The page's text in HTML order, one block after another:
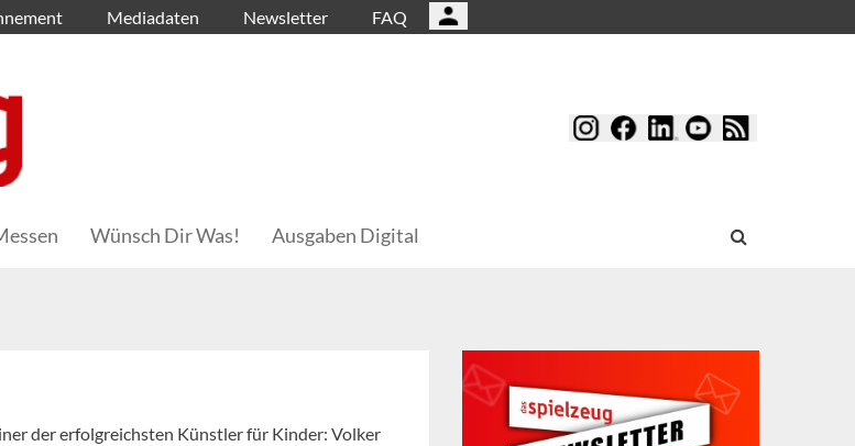
Mediadaten Newsletter FAQ
Wünsch Dir Was! Ausgaben Digital
der erfolgreichsten Künstler für Kinder: Volker